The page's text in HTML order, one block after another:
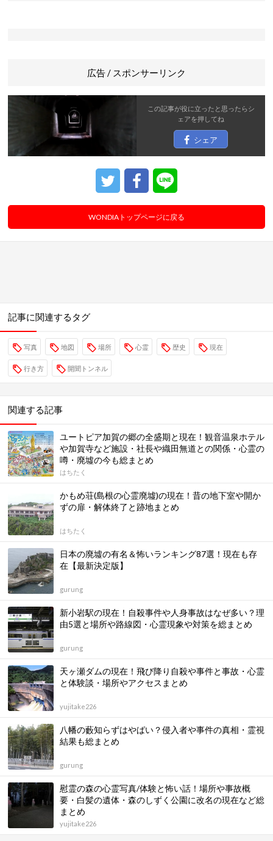
広告 / スポンサーリンク
この記事が役に立ったと思ったらシ
ェアを押してね
シェア
WONDIAトップページに戻る
記事に関連するタグ
写真 地図 場所 心霊 歴史 現在
行き方 開聞トンネル
関連する記事
ユートピア加賀の郷の全盛期と現在！観音温泉ホテル
や加賀寺など施設・社長や織田無道との関係・心霊の
噂・廃墟の今も総まとめ
はちたく
かもめ荘(島根の心霊廃墟)の現在！昔の地下室や開か
ずの扉・解体終了と跡地まとめ
はちたく
日本の廃墟の有名＆怖いランキング87選！現在も存
在【最新決定版】
gurung
新小岩駅の現在！自殺事件や人身事故はなぜ多い？理
由5選と場所や路線図・心霊現象や対策を総まとめ
gurung
天ヶ瀬ダムの現在！飛び降り自殺や事件と事故・心霊
と体験談・場所やアクセスまとめ
yujitake226
八幡の藪知らずはやばい？侵入者や事件の真相・霊視
結果も総まとめ
gurung
慰霊の森の心霊写真/体験と怖い話！場所や事故概
要・白髪の遺体・森のしずく公園に改名の現在など総
まとめ
yujitake226